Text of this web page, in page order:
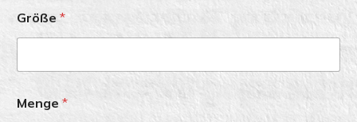
Größe *
Menge *